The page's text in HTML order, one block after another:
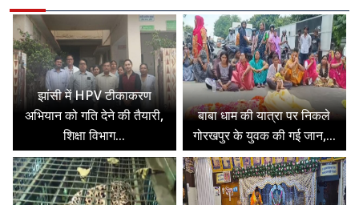
झांसी में HPV टीकाकरण
अभियान को गति देने की तैयारी,
शिक्षा विभाग...
बाबा धाम की यात्रा पर निकले
गोरखपुर के युवक की गई जान,...